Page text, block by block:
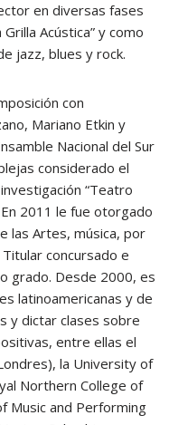
en diversas fases
Acústica” y como
jazz, blues y rock.
con
Mariano Etkin y
Nacional del Sur
considerado el
“Teatro
2011 le fue otorgado
las Artes, música, por
concursado e
grado. Desde 2000, es
latinoamericanas y de
y dictar clases sobre
entre ellas el
la University of
Northern College of
Music and Performing